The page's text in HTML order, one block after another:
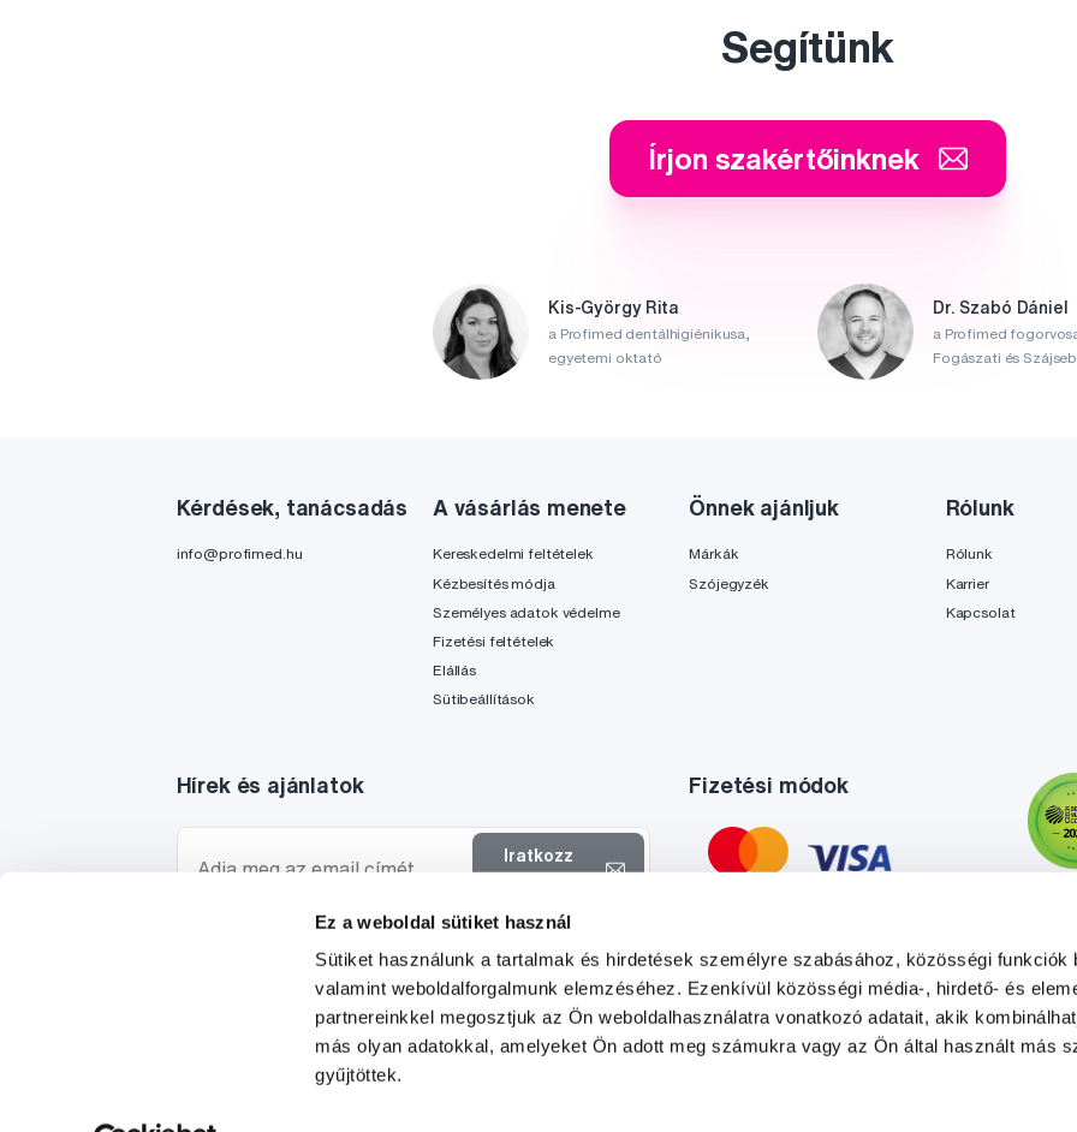
Ez a weboldal sütiket használ
Sütiket használunk a tartalmak és hirdetések személyre szabásához, közösségi funkciók
valamint weboldalforgalmunk elemzéséhez. Ezenkívül közösségi média-, hirdető- és
partnereinkkel megosztjuk az Ön weboldalhasználatra vonatkozó adatait, akik
más olyan adatokkal, amelyeket Ön adott meg számukra vagy az Ön által használt más
gyűjtöttek.
Segítünk
Írjon szakértőinknek
Kis-György Rita
a Profimed dentálhigiénikusa,
egyetemi oktató
Dr. Szabó Dániel
a Profimed
Fogászati és
Kérdések, tanácsadás
info@profimed.hu
A vásárlás menete
Kereskedelmi feltételek
Kézbesítés módja
Személyes adatok védelme
Fizetési feltételek
Elállás
Sütibeállítások
Önnek ajánljuk
Márkák
Szójegyzék
Rólunk
Rólunk
Karrier
Kapcsolat
Hírek és ajánlatok
Iratkozz
Szeretnék tájékoztatást kapni a hírekről és ajánlatokról és
egyetértek a személyes
adataim feldolgozásával
Fizetési módok